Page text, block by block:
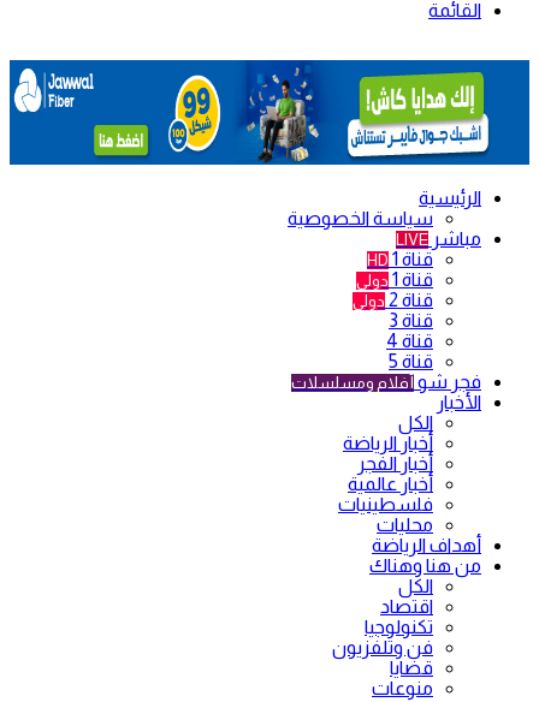
القائمة
الرئيسية
سياسة الخصوصية
مباشر LIVE
قناة 1 HD
قناة 1 دولي
قناة 2 دولي
قناة 3
قناة 4
قناة 5
فجر شو أفلام ومسلسلات
الأخبار
الكل
أخبار الرياضة
أخبار الفجر
أخبار عالمية
فلسطينيات
محليات
أهداف الرياضة
من هنا وهناك
الكل
اقتصاد
تكنولوجيا
فن وتلفزيون
قضايا
منوعات